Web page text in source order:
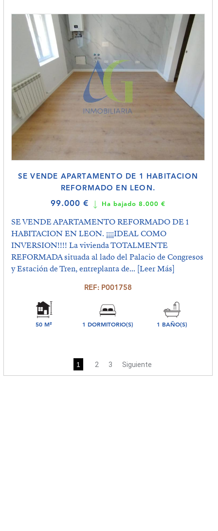
SE VENDE APARTAMENTO DE 1 HABITACION
REFORMADO EN LEON.
99.000 € Ha bajado 8.000 €
SE VENDE APARTAMENTO REFORMADO DE 1
HABITACION EN LEON. ¡¡¡¡IDEAL COMO
INVERSION!!!! La vivienda TOTALMENTE
REFORMADA situada al lado del Palacio de Congresos
y Estación de Tren, entreplanta de... [Leer Más]
REF: P001758
50 M² 1 DORMITORIO(S) 1 BAÑO(S)
1 2 3 Siguiente